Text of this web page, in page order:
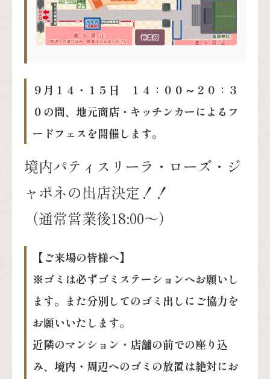
９月１４・１５日 １４：００～２０：３
０の間、地元商店・キッチンカーによるフ
ードフェスを開催します。
境内パティスリーラ・ローズ・ジ
ャポネの出店決定！！
（通常営業後18:00〜）
【ご来場の皆様へ】
※ゴミは必ずゴミステーションへお願いし
ます。また分別してのゴミ出しにご協力を
お願いいたします。
近隣のマンション・店舗の前での座り込
み、境内・周辺へのゴミの放置は絶対にお